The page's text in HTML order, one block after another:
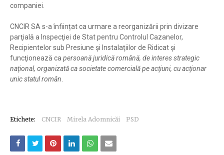
companiei.
CNCIR SA s-a înființat ca urmare a reorganizării prin divizare
parţială a Inspecţiei de Stat pentru Controlul Cazanelor,
Recipientelor sub Presiune şi Instalaţiilor de Ridicat şi
funcţionează capersoană juridică română, de interes strategic
naţional, organizată ca societate comercială pe acţiuni, cu acţionar
unic statul român.
Etichete: CNCIR Mirela Adomnicăi PSD